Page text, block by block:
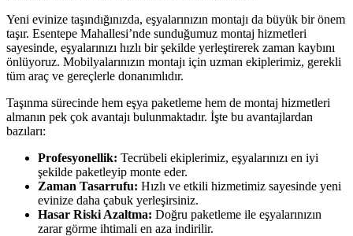
Yeni evinize taşındığınızda, eşyalarınızın montajı da büyük bir önem
taşır. Esentepe Mahallesi’nde sunduğumuz montaj hizmetleri
sayesinde, eşyalarınızı hızlı bir şekilde yerleştirerek zaman kaybını
önlüyoruz. Mobilyalarınızın montajı için uzman ekiplerimiz, gerekli
tüm araç ve gereçlerle donanımlıdır.
Taşınma sürecinde hem eşya paketleme hem de montaj hizmetleri
almanın pek çok avantajı bulunmaktadır. İşte bu avantajlardan
bazıları:
Profesyonellik: Tecrübeli ekiplerimiz, eşyalarınızı en iyi
şekilde paketleyip monte eder.
Zaman Tasarrufu: Hızlı ve etkili hizmetimiz sayesinde yeni
evinize daha çabuk yerleşirsiniz.
Hasar Riski Azaltma: Doğru paketleme ile eşyalarınızın
zarar görme ihtimali en aza indirilir.